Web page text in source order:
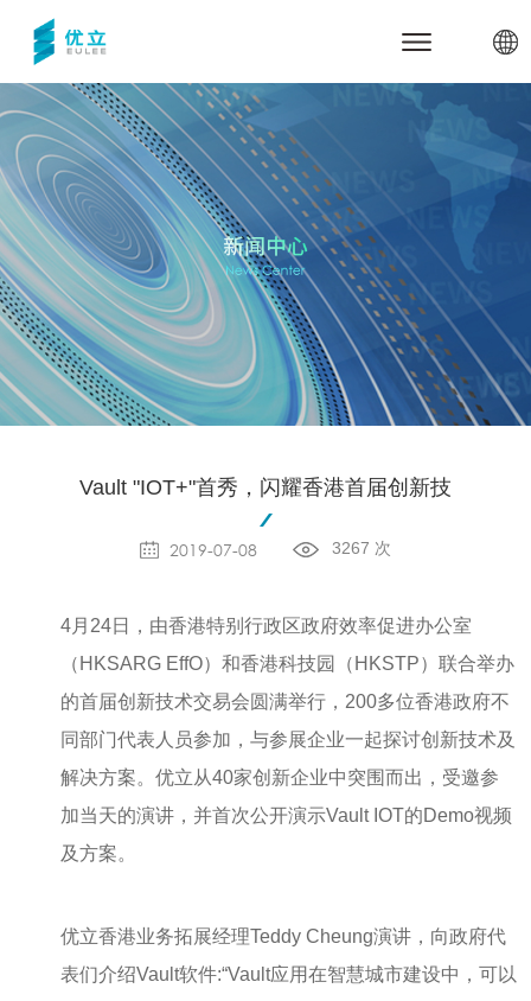
网站首页
关于优立
公司介绍
里程碑
合作伙伴
产品与服务
优立云世界
三维数据管理引擎udStream
优立全息动物园
全息展示与交互系统
高精建模服务
行业应用与案例
军事安全
电力能源
智慧城市
智慧煤矿
新闻中心
联系我们
体验中心
技术支持
关于udSDK
关于开发者平台
Vault "IOT+"首秀，闪耀香港首届创新技
2019-07-08 3267 次
4月24日，由香港特别行政区政府效率促进办公室
（HKSARG EffO）和香港科技园（HKSTP）联合举办
的首届创新技术交易会圆满举行，200多位香港政府不
同部门代表人员参加，与参展企业一起探讨创新技术及
解决方案。优立从40家创新企业中突围而出，受邀参
加当天的演讲，并首次公开演示Vault IOT的Demo视频
及方案。
优立香港业务拓展经理Teddy Cheung演讲，向政府代
表们介绍Vault软件:“Vault应用在智慧城市建设中，可以